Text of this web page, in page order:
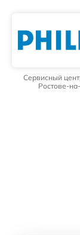
Сервисный
Ростове-